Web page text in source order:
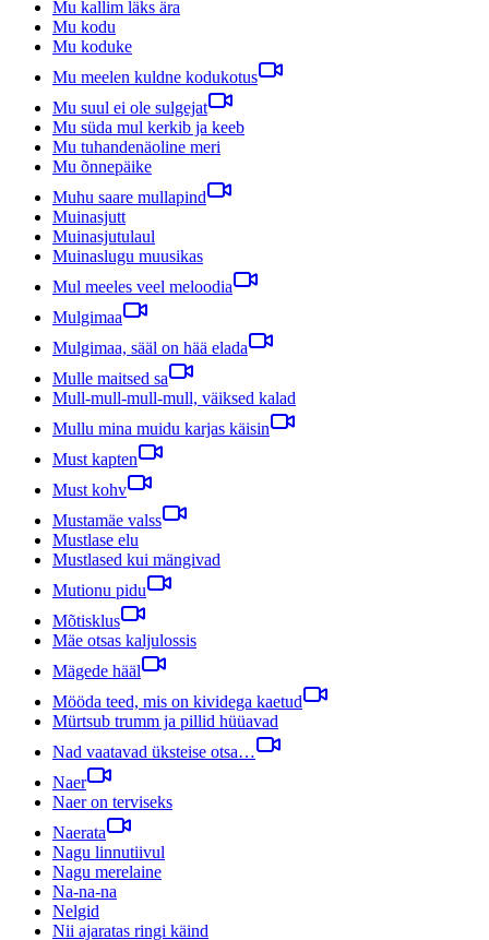
Mu kallim läks ära
Mu kodu
Mu koduke
Mu meelen kuldne kodukotus
Mu suul ei ole sulgejat
Mu süda mul kerkib ja keeb
Mu tuhandenäoline meri
Mu õnnepäike
Muhu saare mullapind
Muinasjutt
Muinasjutulaul
Muinaslugu muusikas
Mul meeles veel meloodia
Mulgimaa
Mulgimaa, sääl on hää elada
Mulle maitsed sa
Mull-mull-mull-mull, väiksed kalad
Mullu mina muidu karjas käisin
Must kapten
Must kohv
Mustamäe valss
Mustlase elu
Mustlased kui mängivad
Mutionu pidu
Mõtisklus
Mäe otsas kaljulossis
Mägede hääl
Mööda teed, mis on kividega kaetud
Mürtsub trumm ja pillid hüüavad
Nad vaatavad üksteise otsa…
Naer
Naer on terviseks
Naerata
Nagu linnutiivul
Nagu merelaine
Na-na-na
Nelgid
Nii ajaratas ringi käind